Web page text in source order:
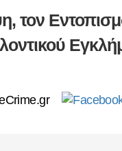
τον